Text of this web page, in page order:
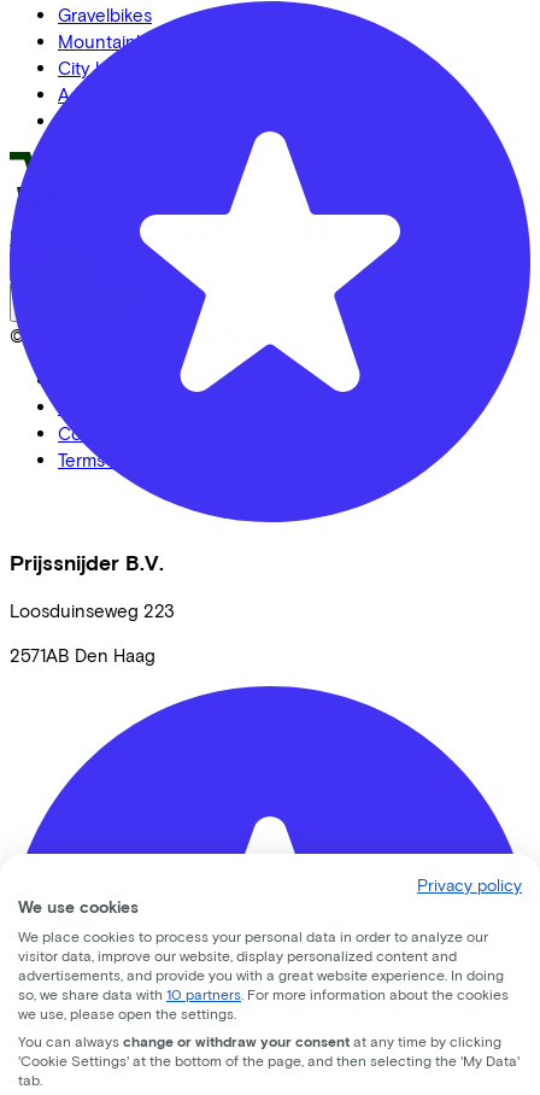
Prijssnijder B.V.
Loosduinseweg 223
2571AB Den Haag
Gravelbikes
Mountainbikes
City bikes
Adapted bikes
LinkedIn Instagram
© Lease a Bike. All Rights Reserved.
Privacy statement
Cookie settings
Terms of use
Privacy policy
We use cookies
We place cookies to process your personal data in order to analyze our
visitor data, improve our website, display personalized content and
advertisements, and provide you with a great website experience. In doing
so, we share data with 10 partners . For more information about the cookies
we use, please open the settings.
You can always change or withdraw your consent at any time by clicking
'Cookie Settings' at the bottom of the page, and then selecting the 'My Data'
tab.